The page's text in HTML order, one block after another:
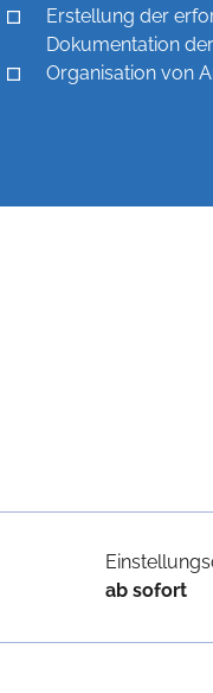
Erstellung der
Dokumentation
Organisation von
ab sofort